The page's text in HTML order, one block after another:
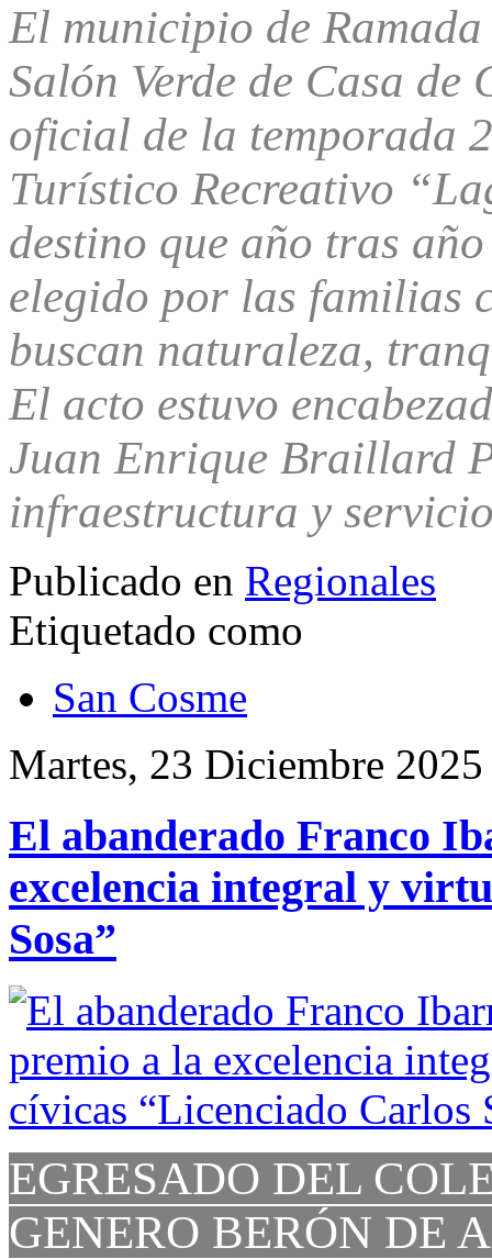
El municipio de
Salón Verde de Casa
oficial de la temporada
Turístico Recreativo
destino que año tras
elegido por las familias
buscan naturaleza,
El acto estuvo
Juan Enrique Braillard
infraestructura y
Publicado en Regionales
Etiquetado como
San Cosme
Martes, 23 Diciembre
El abanderado Franco
excelencia integral y
Sosa”
EGRESADO DEL
GENERO BERÓN DE